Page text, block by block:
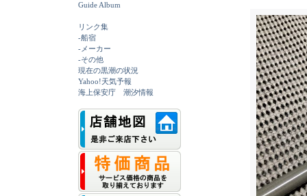
Guide Album
リンク集
-船宿
-メーカー
-その他
現在の黒潮の状況
Yahoo!天気予報
海上保安庁 潮汐情報